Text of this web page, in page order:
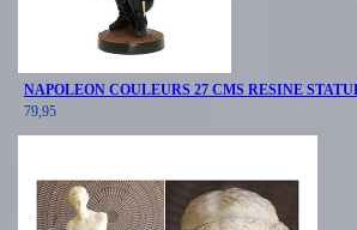
NAPOLEON COULEURS 27 CMS RESINE
79,95